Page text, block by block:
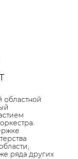
областной
ряда других